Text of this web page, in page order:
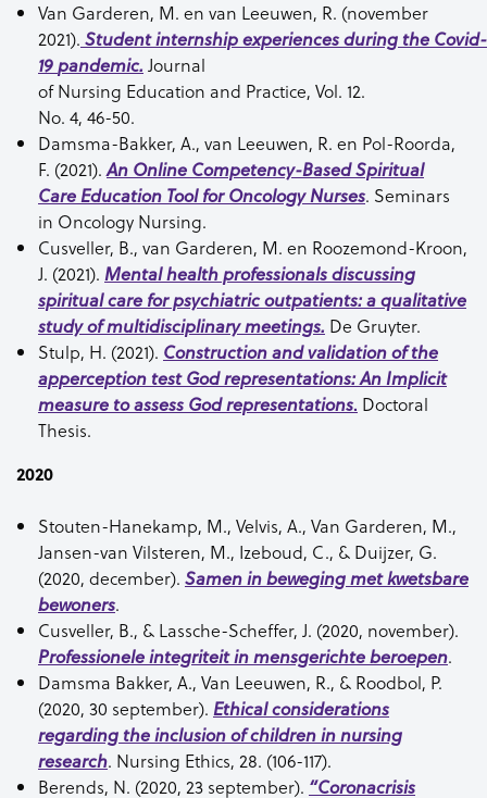
Van Garderen, M. en van Leeuwen, R. (november
2021). Studentinternshipexperiencesduring the Covid-
19pandemic. Journal
ofNursing Education and Practice, Vol. 12.
No. 4, 46-50.
Damsma-Bakker, A., van Leeuwen, R. en Pol-Roorda,
F. (2021).An Online Competency-BasedSpiritual
CareEducation Toolfor OncologyNurses. Seminars
in Oncology Nursing.
Cusveller, B., van Garderen, M. en Roozemond-Kroon,
J. (2021). Mental health professionals discussing
spiritual care for psychiatric outpatients: a qualitative
study of multidisciplinary meetings. De Gruyter.
Stulp, H. (2021). Construction and validation of the
apperception test God representations: An Implicit
measure to assess God representations. Doctoral
Thesis.
2020
Stouten-Hanekamp, M., Velvis, A., Van Garderen, M.,
Jansen-van Vilsteren, M., Izeboud, C., & Duijzer, G.
(2020, december). Samen in beweging met kwetsbare
bewoners.
Cusveller, B., & Lassche-Scheffer, J. (2020, november).
Professionele integriteit in mensgerichte beroepen.
Damsma Bakker, A., Van Leeuwen, R., & Roodbol, P.
(2020, 30 september). Ethical considerations
regarding the inclusion of children in nursing
research. Nursing Ethics, 28. (106-117).
Berends, N. (2020, 23 september). “Coronacrisis